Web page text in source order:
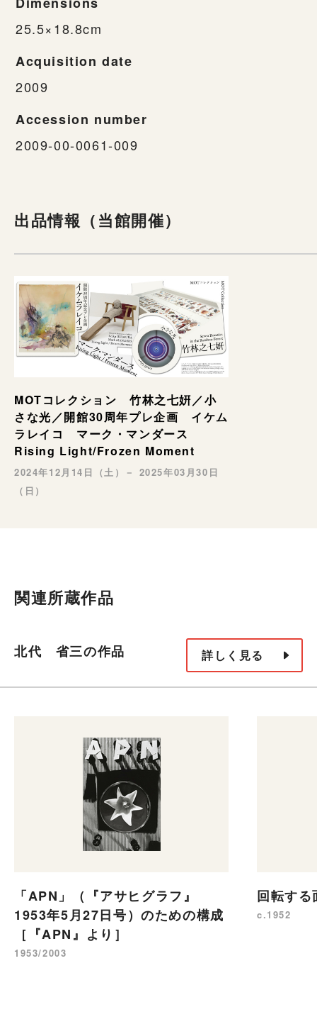
25.5×18.8cm
Acquisition date
2009
Accession number
2009-00-0061-009
出品情報（当館開催）
MOTコレクション 竹林之七姸／小
さな光／開館30周年プレ企画 イケム
ラレイコ マーク・マンダース
Rising Light/Frozen Moment
2024年12月14日（土）－ 2025年03月30日
（日）
関連所蔵作品
北代 省三の作品 詳しく見る
「APN」（『アサヒグラフ』
1953年5月27日号）のための構成
［『APN』より］
1953/2003
回転す
c.1952